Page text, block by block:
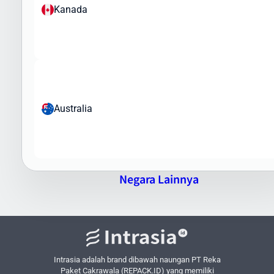
Tim Intrasia.id akan membantu Anda memahami regulasi
Montenegro via Intrasia.id
internasional terkemuka
- Dari express hingga ekonomis
Tarif Kompetitif- Harga terbaik untuk setiap jenis layanan
Pelacakan Real-time- Pantau status paket Anda setiap saat
Asuransi Pengiriman- Perlindungan tambahan untuk barang
berharga
Kanada
Australia
Negara Lainnya
Intrasia adalah brand dibawah naungan PT Reka
Paket Cakrawala (REPACK.ID) yang memiliki